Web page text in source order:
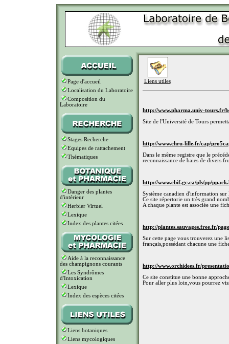
Page d'accueil
Localisation du Laboratoire
Composition du
Laboratoire
Stages Recherche
Equipes de rattachement
Thématiques
Danger des plantes
d'intérieur
Herbier Virtuel
Lexique
Index des plantes citées
Aide à la reconnaissance
des champignons courants
Les Syndrômes
d'Intoxication
Lexique
Index des espèces citées
Liens botaniques
Liens mycologiques
Liens utiles
http://www.pharma.univ-tours.fr/
Site de l'Université de Tours
http://www.chru-lille.fr/cap/
Dans le même registre que le
reconnaissance de baies de divers
http://www.cbif.gc.ca/pls/pp/
Système canadien d'information sur
Ce site répertorie un très grand
A chaque plante est associée une
http://plantes.sauvages.free.fr/
Sur cette page vous trouverez une
français,possédant chacune une
http://www.orchidees.fr/
Ce site constitue une bonne
Pour aller plus loin,vous pourrez